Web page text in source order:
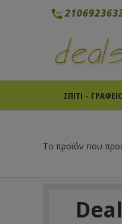
ΣΠΙΤΙ -
Το προϊόν που